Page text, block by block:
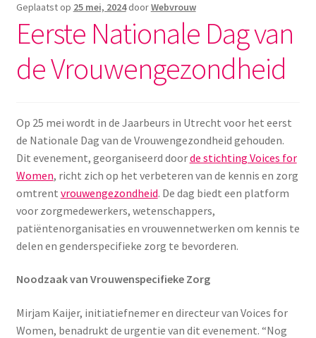
Geplaatst op 25 mei, 2024 doorWebvrouw
Eerste Nationale Dag van
de Vrouwengezondheid
Op 25 mei wordt in de Jaarbeurs in Utrecht voor het eerst
de Nationale Dag van de Vrouwengezondheid gehouden.
Dit evenement, georganiseerd doorde stichting Voices for
Women, richt zich op het verbeteren van de kennis en zorg
omtrent vrouwengezondheid. De dag biedt een platform
voor zorgmedewerkers, wetenschappers,
patiëntenorganisaties en vrouwennetwerken om kennis te
delen en genderspecifieke zorg te bevorderen.
Noodzaak van Vrouwenspecifieke Zorg
Mirjam Kaijer, initiatiefnemer en directeur van Voices for
Women, benadrukt de urgentie van dit evenement. “Nog